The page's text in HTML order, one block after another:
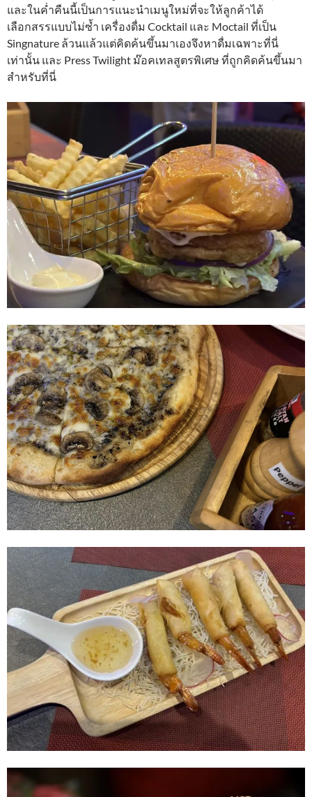
และในค่ำคืนนี้เป็นการแนะนำเมนูใหม่ที่จะให้ลูกค้าได้
เลือกสรรแบบไม่ซ้ำ เครื่องดื่ม Cocktail และ Moctail ที่เป็น
Singnature ล้วนแล้วแต่คิดค้นขึ้นมาเองจึงหาดื่มเฉพาะที่นี่
เท่านั้น และ Press Twilight ม๊อคเทลสูตรพิเศษ ที่ถูกคิดค้นขึ้นมา
สำหรับที่นี่